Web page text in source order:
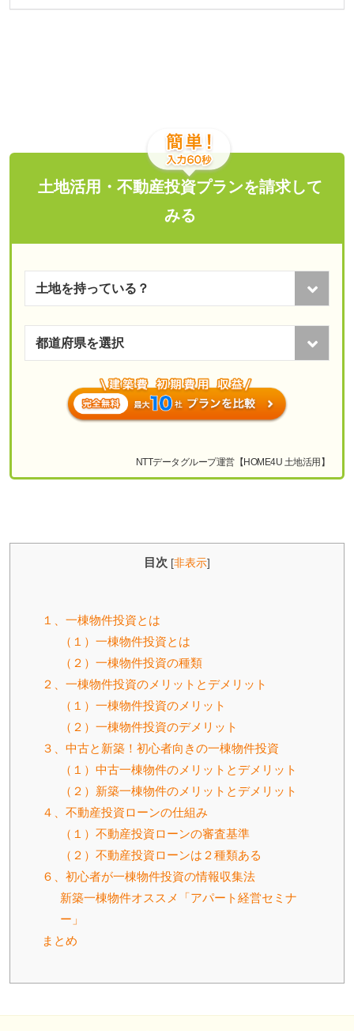
土地活用・不動産投資プランを請求して
みる
NTTデータグループ運営【HOME4U 土地活用】
目次 [非表示]
１、一棟物件投資とは
（１）一棟物件投資とは
（２）一棟物件投資の種類
２、一棟物件投資のメリットとデメリット
（１）一棟物件投資のメリット
（２）一棟物件投資のデメリット
３、中古と新築！初心者向きの一棟物件投資
（１）中古一棟物件のメリットとデメリット
（２）新築一棟物件のメリットとデメリット
４、不動産投資ローンの仕組み
（１）不動産投資ローンの審査基準
（２）不動産投資ローンは２種類ある
６、初心者が一棟物件投資の情報収集法
新築一棟物件オススメ「アパート経営セミナ
ー」
まとめ